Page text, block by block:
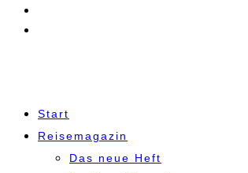
Start
Reisemagazin
Das neue Heft